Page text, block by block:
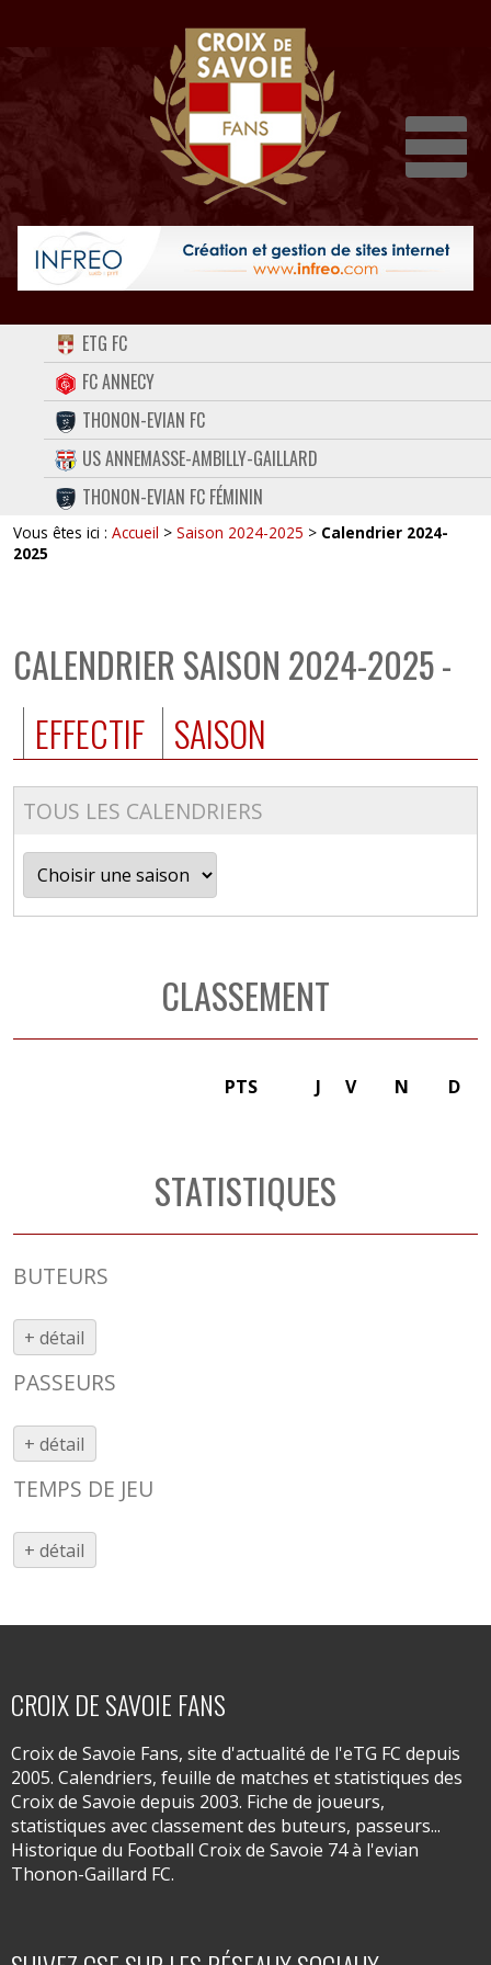
ACCUEIL
FORUM
CONTACT
FACEBOOK
TWITTER
INSTAGRAM
ETG FC
FC ANNECY
THONON-EVIAN FC
US ANNEMASSE-AMBILLY-GAILLARD
THONON-EVIAN FC FÉMININ
Vous êtes ici : Accueil > Saison 2024-2025 > Calendrier 2024-
2025
CALENDRIER SAISON 2024-2025 -
EFFECTIF SAISON
TOUS LES CALENDRIERS
CLASSEMENT
PTS J V N D
STATISTIQUES
BUTEURS
+ détail
PASSEURS
+ détail
TEMPS DE JEU
+ détail
CROIX DE SAVOIE FANS
Croix de Savoie Fans, site d'actualité de l'eTG FC depuis
2005. Calendriers, feuille de matches et statistiques des
Croix de Savoie depuis 2003. Fiche de joueurs,
statistiques avec classement des buteurs, passeurs...
Historique du Football Croix de Savoie 74 à l'evian
Thonon-Gaillard FC.